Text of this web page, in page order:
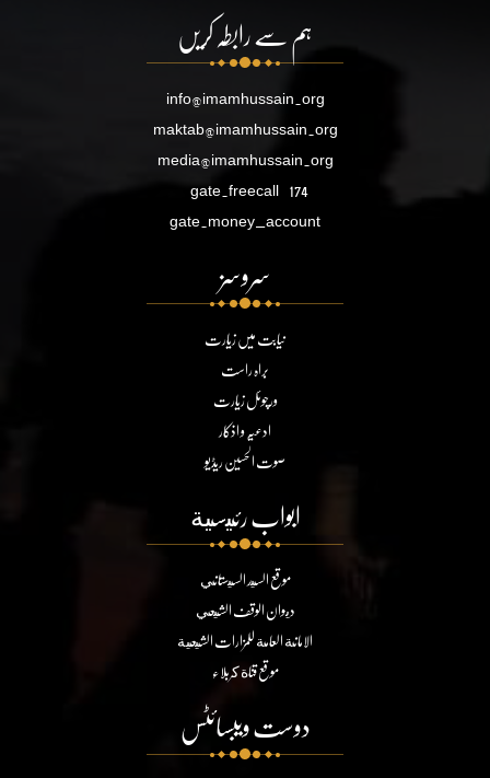
ہم سے رابطہ کریں
info@imamhussain.org
maktab@imamhussain.org
media@imamhussain.org
gate.freecall 174
gate.money_account
سروسز
نیابت میں زیارت
براہ راست
ورچوئل زیارت
ادعیہ و اذکار
صوت الحسین ریڈیو
ابواب رئيسية
موقع السيد السيستاني
ديوان الوقف الشيعي
الامانة العامة للمزارات الشيعية
موقع قناة كربلاء
دوست ویبسائٹس